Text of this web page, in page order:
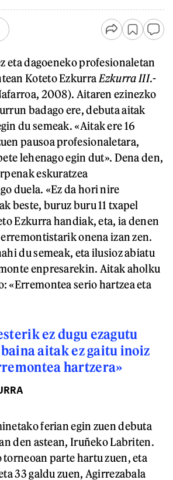
eta dagoeneko profesionaletan
Koteto Ezkurra Ezkurra III.-
2008). Aitaren ezinezko
badago ere, debuta aitak
du semeak. «Aitak ere 16
pausoa profesionaletara,
lehenago egin dut». Dena den,
eskuratzea
duela. «Ez da hori nire
beste, buruz buru 11 txapel
Ezkurra handiak, eta, ia denen
onena izan zen.
du semeak, eta ilusioz abiatu
enpresarekin. Aitak aholku
«Erremontea serio hartzea eta
ez dugu ezagutu
aitak ez gaitu inoiz
hartzera»
ferian egin zuen debuta
den astean, Iruñeko Labriten.
parte hartu zuen, eta
33 galdu zuen, Agirrezabala